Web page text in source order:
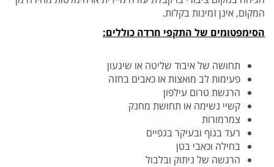
המקום, אינן זמינות בקלות.
הסימפטומים של התקפי חרדה כוללים:
תחושה של איבוד שליטה או שיגעון
פעימות לב מואצות או כאבים בחזה
הרגשת טרום עילפון
קשיי נשימה או תחושת מחנק
צמרמורות
רעד בגוף ובעיקר בגפיים
בחילה וכאבי בטן
הרגשה של ניתוק ובלבול